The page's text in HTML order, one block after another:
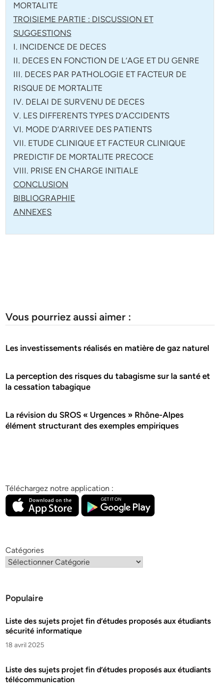
MORTALITE
TROISIEME PARTIE : DISCUSSION ET
SUGGESTIONS
I. INCIDENCE DE DECES
II. DECES EN FONCTION DE L’AGE ET DU GENRE
III. DECES PAR PATHOLOGIE ET FACTEUR DE
RISQUE DE MORTALITE
IV. DELAI DE SURVENU DE DECES
V. LES DIFFERENTS TYPES D’ACCIDENTS
VI. MODE D’ARRIVEE DES PATIENTS
VII. ETUDE CLINIQUE ET FACTEUR CLINIQUE
PREDICTIF DE MORTALITE PRECOCE
VIII. PRISE EN CHARGE INITIALE
CONCLUSION
BIBLIOGRAPHIE
ANNEXES
Vous pourriez aussi aimer :
Les investissements réalisés en matière de gaz naturel
La perception des risques du tabagisme sur la santé et
la cessation tabagique
La révision du SROS « Urgences » Rhône-Alpes
élément structurant des exemples empiriques
Téléchargez notre application :
Catégories
Populaire
Liste des sujets projet fin d’études proposés aux étudiants
sécurité informatique
18 avril 2025
Liste des sujets projet fin d’études proposés aux étudiants
télécommunication